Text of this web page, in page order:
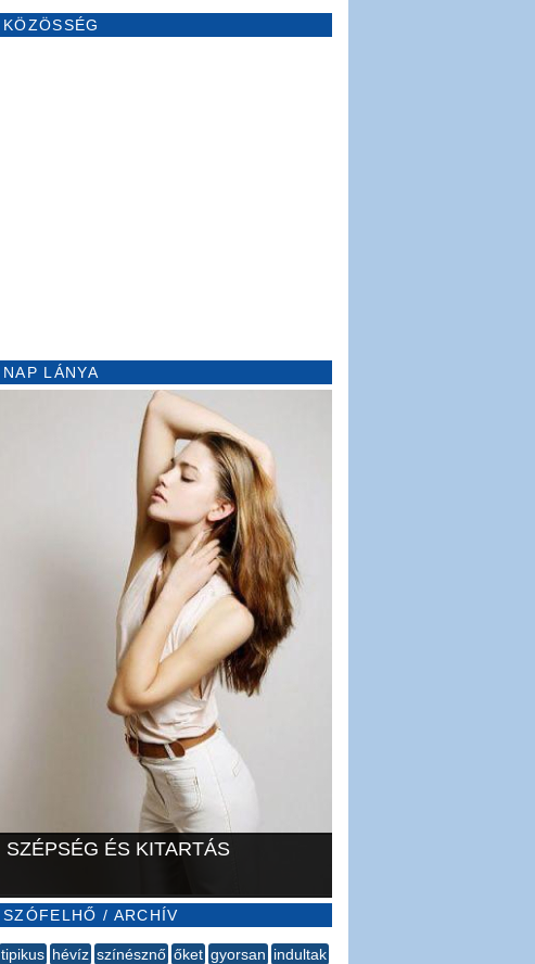
KÖZÖSSÉG
NAP LÁNYA
SZÉPSÉG ÉS KITARTÁS
SZÓFELHŐ / ARCHÍV
tipikus hévíz színésznő őket gyorsan indultak